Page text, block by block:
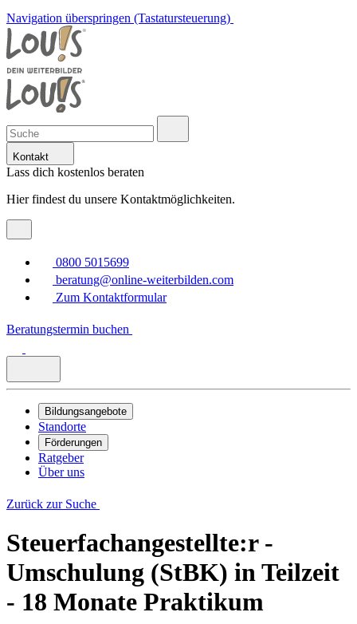
Navigation überspringen (Tastatursteuerung)
Kontakt
Lass dich kostenlos beraten
Hier findest du unsere Kontaktmöglichkeiten.
0800 5015699
beratung@online-weiterbilden.com
Zum Kontaktformular
Beratungstermin buchen
Bildungsangebote
Standorte
Förderungen
Ratgeber
Über uns
Zurück zur Suche
Steuerfachangestellte:r -
Umschulung (StBK) in Teilzeit
- 18 Monate Praktikum